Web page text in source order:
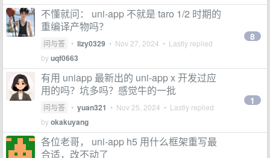
不懂就问： uni-app 不就是 taro 1/2 时期的
重编译产物吗？
问与答 • lizy0329 • Nov 27, 2024 • Lastly replied
byuqf0663
8
有用 uniapp 最新出的 uni-app x 开发过应
用的吗？坑多吗？感觉牛的一批
问与答 • yuan321 • Nov 25, 2024 • Lastly replied
byokakuyang
1
各位老哥， uni-app h5 用什么框架重写最
合适，改不动了